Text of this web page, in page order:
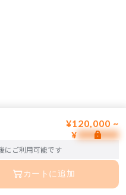
¥120,000 ~
¥
にご利用可能です
カートに追加